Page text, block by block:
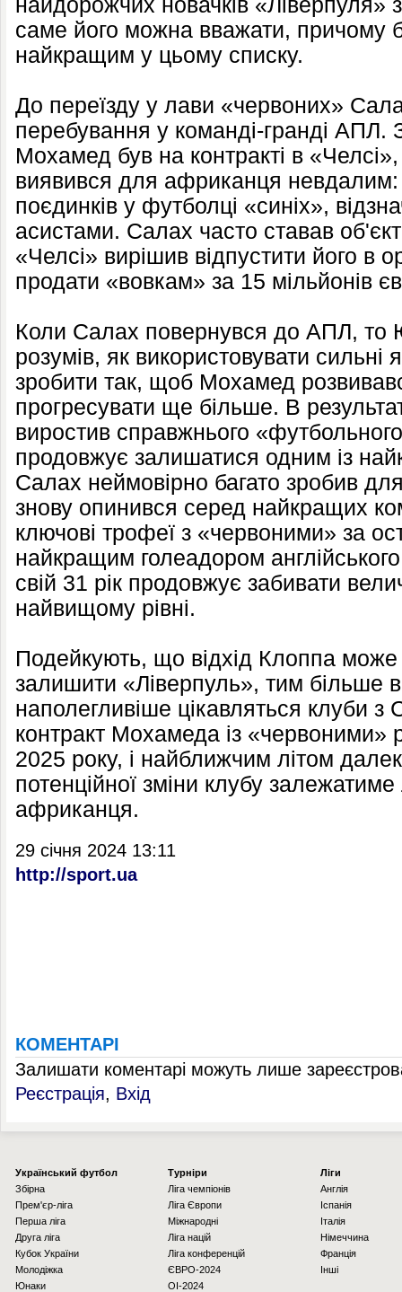
найдорожчих новачків
саме його можна вважати, причому
найкращим у цьому списку.
До переїзду у лави «червоних»
перебування у команді-гранді АПЛ.
Мохамед був на контракті в
виявився для африканця невдалим:
поєдинків у футболці «синіх»,
асистами. Салах часто ставав
«Челсі» вирішив відпустити його в
продати «вовкам» за 15 мільйонів
Коли Салах повернувся до АПЛ, то
розумів, як використовувати сильні
зробити так, щоб Мохамед
прогресувати ще більше. В
виростив справжнього
продовжує залишатися одним із
Салах неймовірно багато зробив
знову опинився серед найкращих
ключові трофеї з «червоними» за
найкращим голеадором
свій 31 рік продовжує забивати
найвищому рівні.
Подейкують, що відхід Клоппа
залишити «Ліверпуль», тим більше
наполегливіше цікавляться клуби з
контракт Мохамеда із «червоними»
2025 року, і найближчим літом
потенційної зміни клубу
африканця.
29 січня 2024 13:11
http://sport.ua
КОМЕНТАРІ
Залишати коментарі можуть лише
Реєстрація, Вхід
Українcький футбол
Збірна
Прем'єр-ліга
Перша ліга
Друга ліга
Кубок України
Молодіжка
Юнаки
Турніри
Ліга чемпіонів
Ліга Європи
Міжнародні
Ліга націй
Ліга конференцій
ЄВРО-2024
OI-2024
Ліги
Англія
Іспанія
Італія
Німеччина
Франція
Інші